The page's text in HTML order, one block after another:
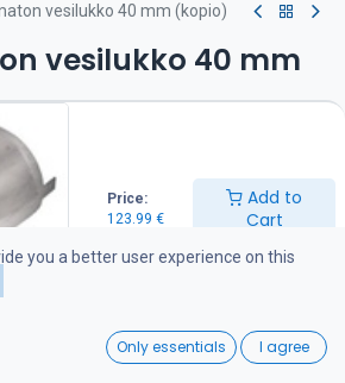
Price:
123.99 €
Add to
Cart
Wishlist
vesilukko 40 mm (kopio)
vesilukko 40 mm
yhdistelmä on
meridieselmoottoreiden märkään
you a better user experience on this
Only essentials I agree